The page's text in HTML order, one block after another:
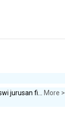
jurusan fi... More >